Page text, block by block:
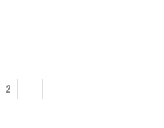
2